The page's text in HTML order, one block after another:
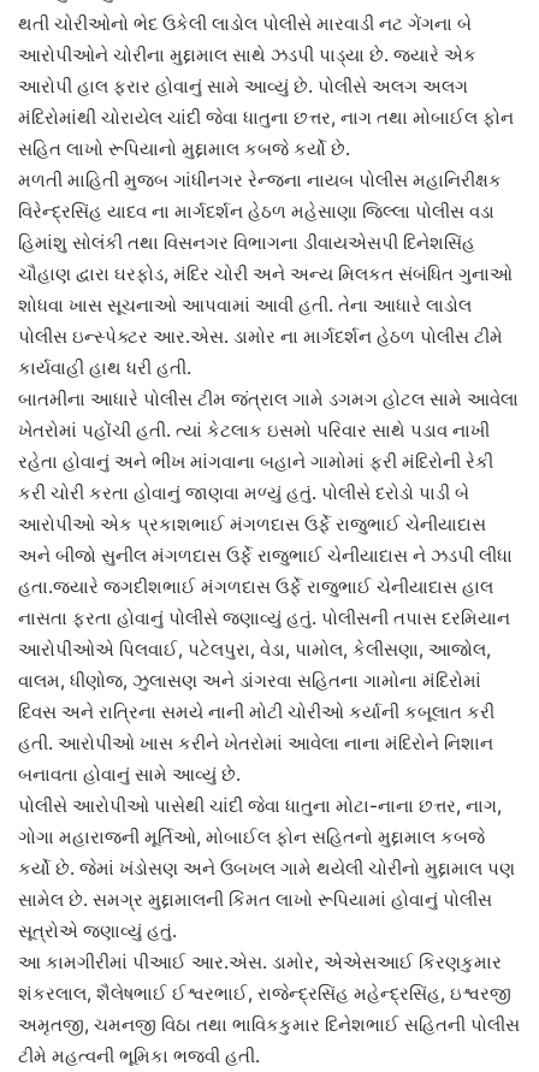
થતી ચોરીઓનો ભેદ ઉકેલી લાડોલ પોલીસે મારવાડી નટ ગેંગના બે
આરોપીઓને ચોરીના મુદ્દામાલ સાથે ઝડપી પાડ્યા છે. જ્યારે એક
આરોપી હાલ ફરાર હોવાનું સામે આવ્યું છે. પોલીસે અલગ અલગ
મંદિરોમાંથી ચોરાયેલ ચાંદી જેવા ધાતુના છત્તર, નાગ તથા મોબાઈલ ફોન
સહિત લાખો રૂપિયાનો મુદ્દામાલ કબજે કર્યો છે.
મળતી માહિતી મુજબ ગાંધીનગર રેન્જના નાયબ પોલીસ મહાનિરીક્ષક
વિરેન્દ્રસિંહ યાદવ ના માર્ગદર્શન હેઠળ મહેસાણા જિલ્લા પોલીસ વડા
હિમાંશુ સોલંકી તથા વિસનગર વિભાગના ડીવાયએસપી દિનેશસિંહ
ચૌહાણ દ્વારા ઘરફોડ, મંદિર ચોરી અને અન્ય મિલકત સંબંધિત ગુનાઓ
શોધવા ખાસ સૂચનાઓ આપવામાં આવી હતી. તેના આધારે લાડોલ
પોલીસ ઇન્સ્પેક્ટર આર.એસ. ડામોર ના માર્ગદર્શન હેઠળ પોલીસ ટીમે
કાર્યવાહી હાથ ધરી હતી.
બાતમીના આધારે પોલીસ ટીમ જંત્રાલ ગામે ડગમગ હોટલ સામે આવેલા
ખેતરોમાં પહોંચી હતી. ત્યાં કેટલાક ઇસમો પરિવાર સાથે પડાવ નાખી
રહેતા હોવાનું અને ભીખ માંગવાના બહાને ગામોમાં ફરી મંદિરોની રેકી
કરી ચોરી કરતા હોવાનું જાણવા મળ્યું હતું. પોલીસે દરોડો પાડી બે
આરોપીઓ એક પ્રકાશભાઈ મંગળદાસ ઉર્ફે રાજુભાઈ ચેનીયાદાસ
અને બીજો સુનીલ મંગળદાસ ઉર્ફે રાજુભાઈ ચેનીયાદાસ ને ઝડપી લીધા
હતા.જ્યારે જગદીશભાઈ મંગળદાસ ઉર્ફે રાજુભાઈ ચેનીયાદાસ હાલ
નાસતા ફરતા હોવાનું પોલીસે જણાવ્યું હતું. પોલીસની તપાસ દરમિયાન
આરોપીઓએ પિલવાઈ, પટેલપુરા, વેડા, પામોલ, કેલીસણા, આજોલ,
વાલમ, ધીણોજ, ઝુલાસણ અને ડાંગરવા સહિતના ગામોના મંદિરોમાં
દિવસ અને રાત્રિના સમયે નાની મોટી ચોરીઓ કર્યાની કબૂલાત કરી
હતી. આરોપીઓ ખાસ કરીને ખેતરોમાં આવેલા નાના મંદિરોને નિશાન
બનાવતા હોવાનું સામે આવ્યું છે.
પોલીસે આરોપીઓ પાસેથી ચાંદી જેવા ધાતુના મોટા-નાના છત્તર, નાગ,
ગોગા મહારાજની મૂર્તિઓ, મોબાઈલ ફોન સહિતનો મુદ્દામાલ કબજે
કર્યો છે. જેમાં ખંડોસણ અને ઉબખલ ગામે થયેલી ચોરીનો મુદ્દામાલ પણ
સામેલ છે. સમગ્ર મુદ્દામાલની કિંમત લાખો રૂપિયામાં હોવાનું પોલીસ
સૂત્રોએ જણાવ્યું હતું.
આ કામગીરીમાં પીઆઈ આર.એસ. ડામોર, એએસઆઈ કિરણકુમાર
શંકરલાલ, શૈલેષભાઈ ઈશ્વરભાઈ, રાજેન્દ્રસિંહ મહેન્દ્રસિંહ, ઇશ્વરજી
અમૃતજી, ચમનજી વિઠા તથા ભાવિકકુમાર દિનેશભાઈ સહિતની પોલીસ
ટીમે મહત્વની ભૂમિકા ભજવી હતી.